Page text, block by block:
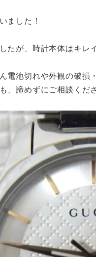
ました！
たが、時計本体はキレ
電池切れや外観の破損
、諦めずにご相談くだ